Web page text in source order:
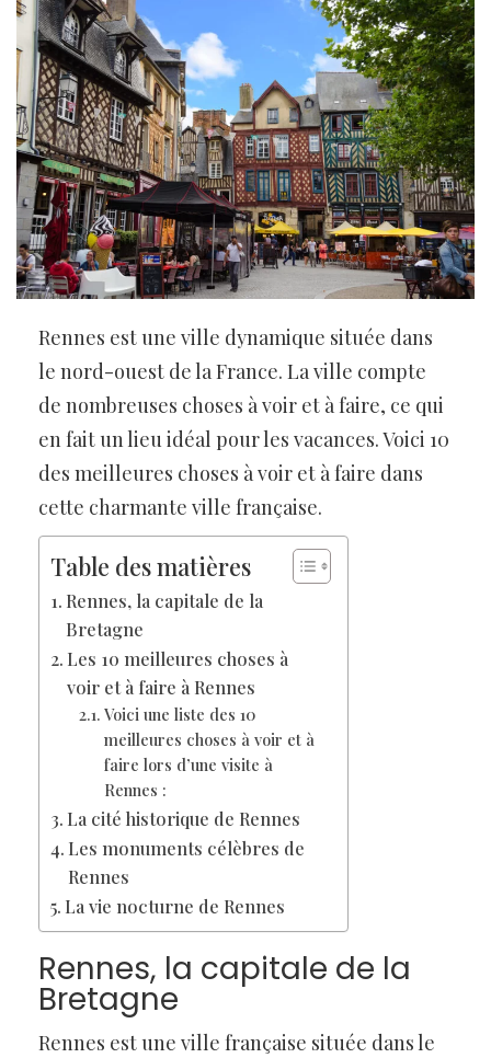
Rennes est une ville dynamique située dans
le nord-ouest de la France. La ville compte
de nombreuses choses à voir et à faire, ce qui
en fait un lieu idéal pour les vacances. Voici 10
des meilleures choses à voir et à faire dans
cette charmante ville française.
Table des matières
Rennes, la capitale de la
Bretagne
Les 10 meilleures choses à
voir et à faire à Rennes
Voici une liste des 10
meilleures choses à voir et à
faire lors d’une visite à
Rennes :
La cité historique de Rennes
Les monuments célèbres de
Rennes
La vie nocturne de Rennes
Rennes, la capitale de la
Bretagne
Rennes est une ville française située dans le